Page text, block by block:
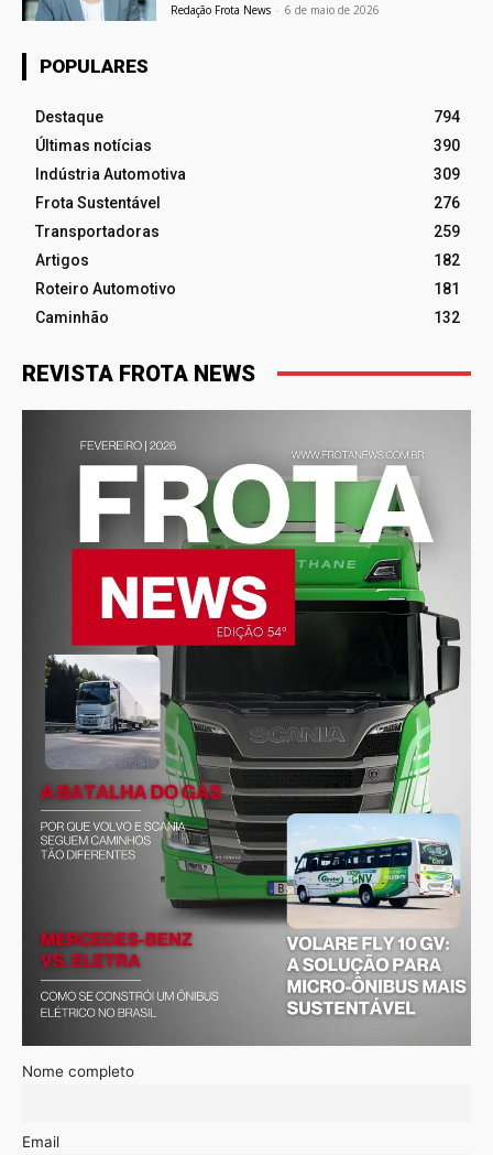
Redação Frota News - 6 de maio de 2026
POPULARES
Destaque
794
Últimas notícias
390
Indústria Automotiva
309
Frota Sustentável
276
Transportadoras
259
Artigos
182
Roteiro Automotivo
181
Caminhão
132
REVISTA FROTA NEWS
Nome completo
Email